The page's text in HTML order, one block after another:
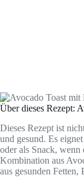
Über dieses Rezept:
Dieses Rezept ist
und gesund. Es
oder als Snack, wenn
Kombination aus
aus gesunden Fetten,